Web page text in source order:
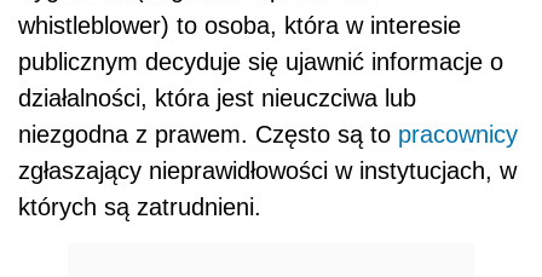
whistleblower) to osoba, która w interesie
publicznym decyduje się ujawnić informacje o
działalności, która jest nieuczciwa lub
niezgodna z prawem. Często są to pracownicy
zgłaszający nieprawidłowości w instytucjach, w
których są zatrudnieni.